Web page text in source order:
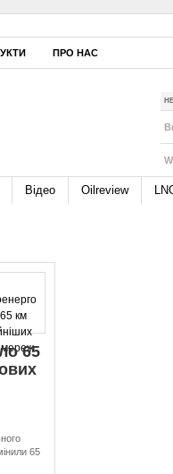
ПРО НАС
Відео Oilreview
65
65